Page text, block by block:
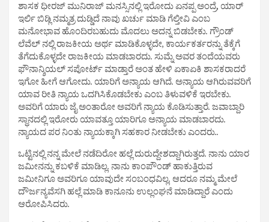
ಶಾಸಕ ಧೀರಜ್ ಮುನಿರಾಜ್ ಮನಸ್ಸಿನಲ್ಲಿ ಇರೋದು ಏನಪ್ಪ ಅಂದ್ರೆ, ಯಾರ್
ಇರ್ಲಿ ಬಿಡ್ಲಿ ನಮ್ಮತ್ರ ದುಡ್ಡಿದೆ ನಾವು ಖರ್ಚು ಮಾಡಿ ಗೆಲ್ತೀವಿ ಎಂಬ
ಮನೋಭಾವ ಹೊಂದಿರಬಹುದು ಮೊದಲು ಅದನ್ನ ಬಿಡಬೇಕು. ಗ್ರೌಂಡ್
ಲೆವೆಲ್ ನಲ್ಲಿ ರಾಜಕೀಯ ಅರ್ಥ ಮಾಡಿಕೊಳ್ಳದೇ, ಕಾರ್ಯಕರ್ತರನ್ನು ತೆಕ್ಕೆಗೆ
ತೆಗೆದುಕೊಳ್ಳದೇ ರಾಜಕೀಯ ಮಾಡಬಾರದು. ಸುಮ್ನೆ ಅವರ ತಂದೆಯವರು
ಫೌನಾನ್ಶಿಯಲ್ ಸಪೋರ್ಟ್ ಮಾಡ್ತಾರೆ ಅಂತ ಹೇಳಿ ಏಕಾಏಕಿ ಶಾಸಕರಾದರೆ
ಇಗೋ ಹೀಗೆ ಆಗೋದು. ಯಾರಿಗೆ ಅನ್ಯಾಯ ಆಗಿದೆ. ಅನ್ಯಾಯ ಆಗಿರುವವರಿಗೆ
ಯಾವ ರೀತಿ ನ್ಯಾಯ ಒದಗಿಸಿಕೊಡಬೇಕು ಎಂಬ ತಿಳುವಳಿಕೆ ಇರಬೇಕು.
ಅವರಿಗೆ ಯಾರು ಜೈ ಅಂತಾರೋ ಅವರಿಗೆ ನ್ಯಾಯ ಕೊಡಿಸುತ್ತಾರೆ. ಜವಾಬ್ದಾರಿ
ಸ್ಥಾನದಲ್ಲಿ ಇರೋರು ಯಾವತ್ತೂ ಯಾರಿಗೂ ಅನ್ಯಾಯ ಮಾಡಬಾರದು.‌
ನ್ಯಾಯದ ಪರ‌ ನಿಂತು ನ್ಯಾಯಕ್ಕಾಗಿ ಸಹಕಾರ ನೀಡಬೇಕು ಎಂದರು..
ಒಟ್ಟಿನಲ್ಲಿ ನನ್ನ ಮೇಲೆ ನಡೆದಿರೋ ಹಲ್ಲೆ ದುರುದ್ದೇಶದ್ದಾಗಿರುತ್ತದೆ. ನಾನು ಯಾರ
ಜಮೀನನ್ನು ಕಬಳಿಕೆ ಮಾಡಿಲ್ಲ. ನಾನು ಕಾಂಪೌಂಡ್ ಹಾಕುತ್ತಿರುವ
ಜಮೀನಿಗೂ ಅವರಿಗೂ ಯಾವುದೇ ಸಂಬಂಧವಿಲ್ಲ. ಆದರೂ ನಮ್ಮ ಮೇಲೆ
ದೌರ್ಜನ್ಯವೆಸಗಿ ಹಲ್ಲೆ ಮಾಡಿ ಕಾನೂನು ಉಲ್ಲಂಘನೆ ಮಾಡಿದ್ದಾರೆ ಎಂದು
ಆರೋಪಿಸಿದರು.